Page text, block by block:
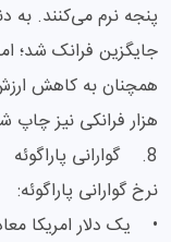
پنجه نرم می‌کنند. به
جایگزین فرانک شد؛
هزار فرانکی نیز چاپ
8. گوارانی پاراگوئه
نرخ گوارانی پاراگوئه:
• یک دلار امریکا معادل 7،004